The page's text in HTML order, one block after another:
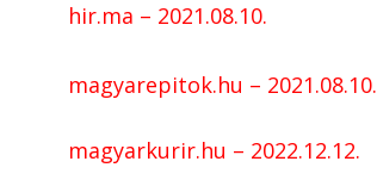
hir.ma – 2021.08.10.
magyarepitok.hu – 2021.08.10.
magyarkurir.hu – 2022.12.12.